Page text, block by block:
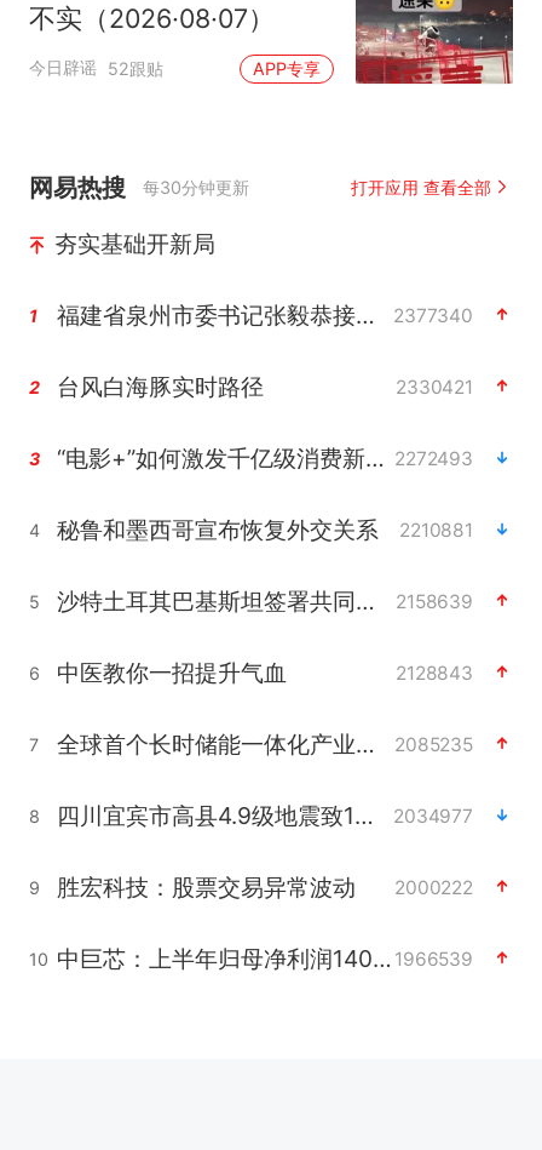
不实（2026·08·07）
今日辟谣 52跟贴 APP专享
网易热搜 每30分钟更新 打开应用 查看全部
夯实基础开新局
1 福建省泉州市委书记张毅恭接受纪律审查和监察调查 2377340
2 台风白海豚实时路径 2330421
3 “电影+”如何激发千亿级消费新活力？ 2272493
4 秘鲁和墨西哥宣布恢复外交关系 2210881
5 沙特土耳其巴基斯坦签署共同防务协议 2158639
6 中医教你一招提升气血 2128843
7 全球首个长时储能一体化产业园量产 2085235
8 四川宜宾市高县4.9级地震致1人死亡 2034977
9 胜宏科技：股票交易异常波动 2000222
10 中巨芯：上半年归母净利润1405.77万元 1966539